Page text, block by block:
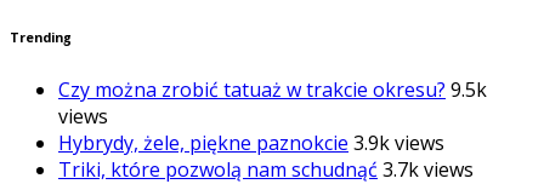
Trending
Czy można zrobić tatuaż w trakcie okresu? 9.5k
views
Hybrydy, żele, piękne paznokcie 3.9k views
Triki, które pozwolą nam schudnąć 3.7k views